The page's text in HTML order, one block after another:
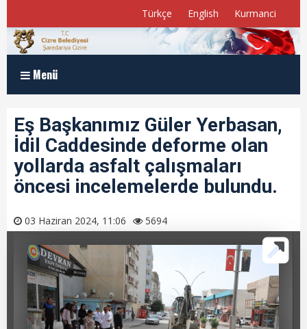
Türkçe English Kurmanci
Menü
Anasayfa
Kurumsal
Müdürlükler
Meclis Üyelerimiz
E-Belediye
Beyan Bilgileri
Eş Başkanımız Güler Yerbasan,
İdil Caddesinde deforme olan
yollarda asfalt çalışmaları
öncesi incelemelerde bulundu.
03 Haziran 2024, 11:06 5694